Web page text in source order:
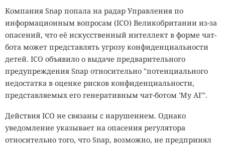
Компания Snap попала на радар Управления по
информационным вопросам (ICO) Великобритании из-за
опасений, что её искусственный интеллект в форме чат-
бота может представлять угрозу конфиденциальности
детей. ICO объявило о выдаче предварительного
предупреждения Snap относительно "потенциального
недостатка в оценке рисков конфиденциальности,
представляемых его генеративным чат-ботом 'My AI'".
Действия ICO не связаны с нарушением. Однако
уведомление указывает на опасения регулятора
относительно того, что Snap, возможно, не предпринял